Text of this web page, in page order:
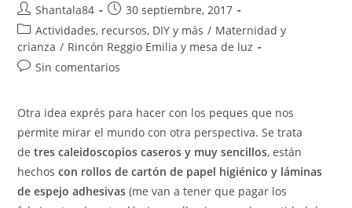
Autor
de
la
entrada:
Shantala84
Publicación
de
la
entrada:
30 septiembre, 2017
Categoría
de
la
Actividades, recursos, DIY y más / Maternidad y
crianza / Rincón Reggio Emilia y mesa de luz
Comentarios
entrada:
Sin comentarios
Otra idea exprés para hacer con los peques que nos
permite mirar el mundo con otra perspectiva. Se trata
detres caleidoscopios caseros y muy sencillos, están
hechoscon rollos de cartón de papel higiénico y láminas
de espejo adhesivas (me van a tener que pagar los